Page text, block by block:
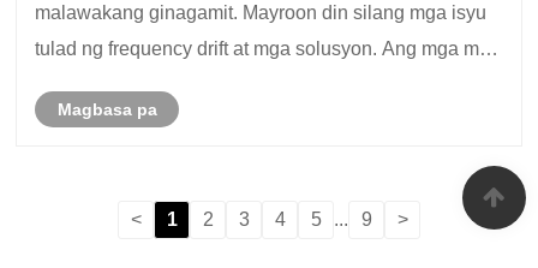
malawakang ginagamit. Mayroon din silang mga isyu
tulad ng frequency drift at mga solusyon. Ang mga mas
pagsubaybay.
Magbasa pa
< 1 2 3 4 5 ... 9 >